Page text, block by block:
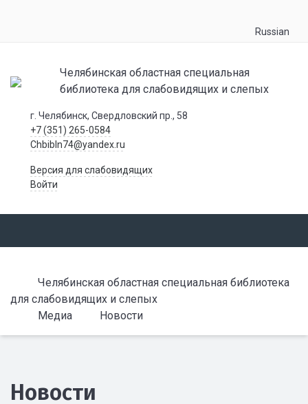
Russian
Челябинская областная специальная
библиотека для слабовидящих и слепых
г. Челябинск, Свердловский пр., 58
+7 (351) 265-0584
Chbibln74@yandex.ru
Версия для слабовидящих
Войти
Челябинская областная специальная библиотека
для слабовидящих и слепых
Медиа
Новости
Новости